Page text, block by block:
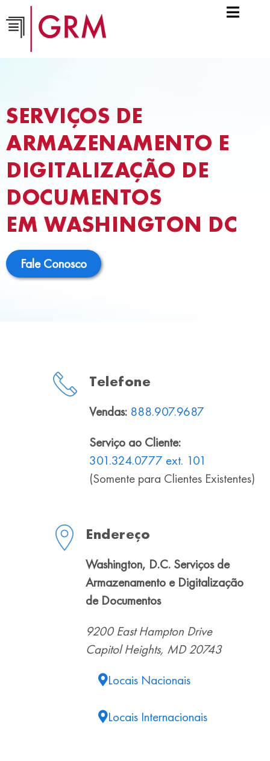
SERVIÇOS DE
ARMAZENAMENTO E
DIGITALIZAÇÃO DE
DOCUMENTOS
EM WASHINGTON DC
Fale Conosco
Telefone
Vendas: 888.907.9687
Serviço ao Cliente:
301.324.0777 ext. 101
(Somente para Clientes Existentes)
Endereço
Washington, D.C. Serviços de
Armazenamento e Digitalização
de Documentos
9200 East Hampton Drive
Capitol Heights, MD 20743
Locais Nacionais
Locais Internacionais